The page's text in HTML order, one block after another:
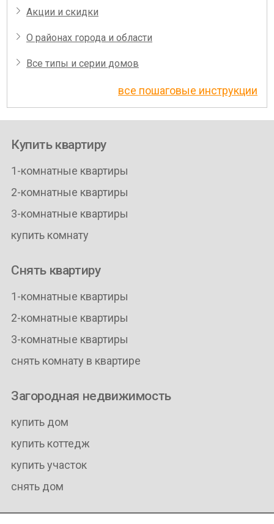
Акции и скидки
О районах города и области
Все типы и серии домов
все пошаговые инструкции
Купить квартиру
1-комнатные квартиры
2-комнатные квартиры
3-комнатные квартиры
купить комнату
Снять квартиру
1-комнатные квартиры
2-комнатные квартиры
3-комнатные квартиры
снять комнату в квартире
Загородная недвижимость
купить дом
купить коттедж
купить участок
снять дом